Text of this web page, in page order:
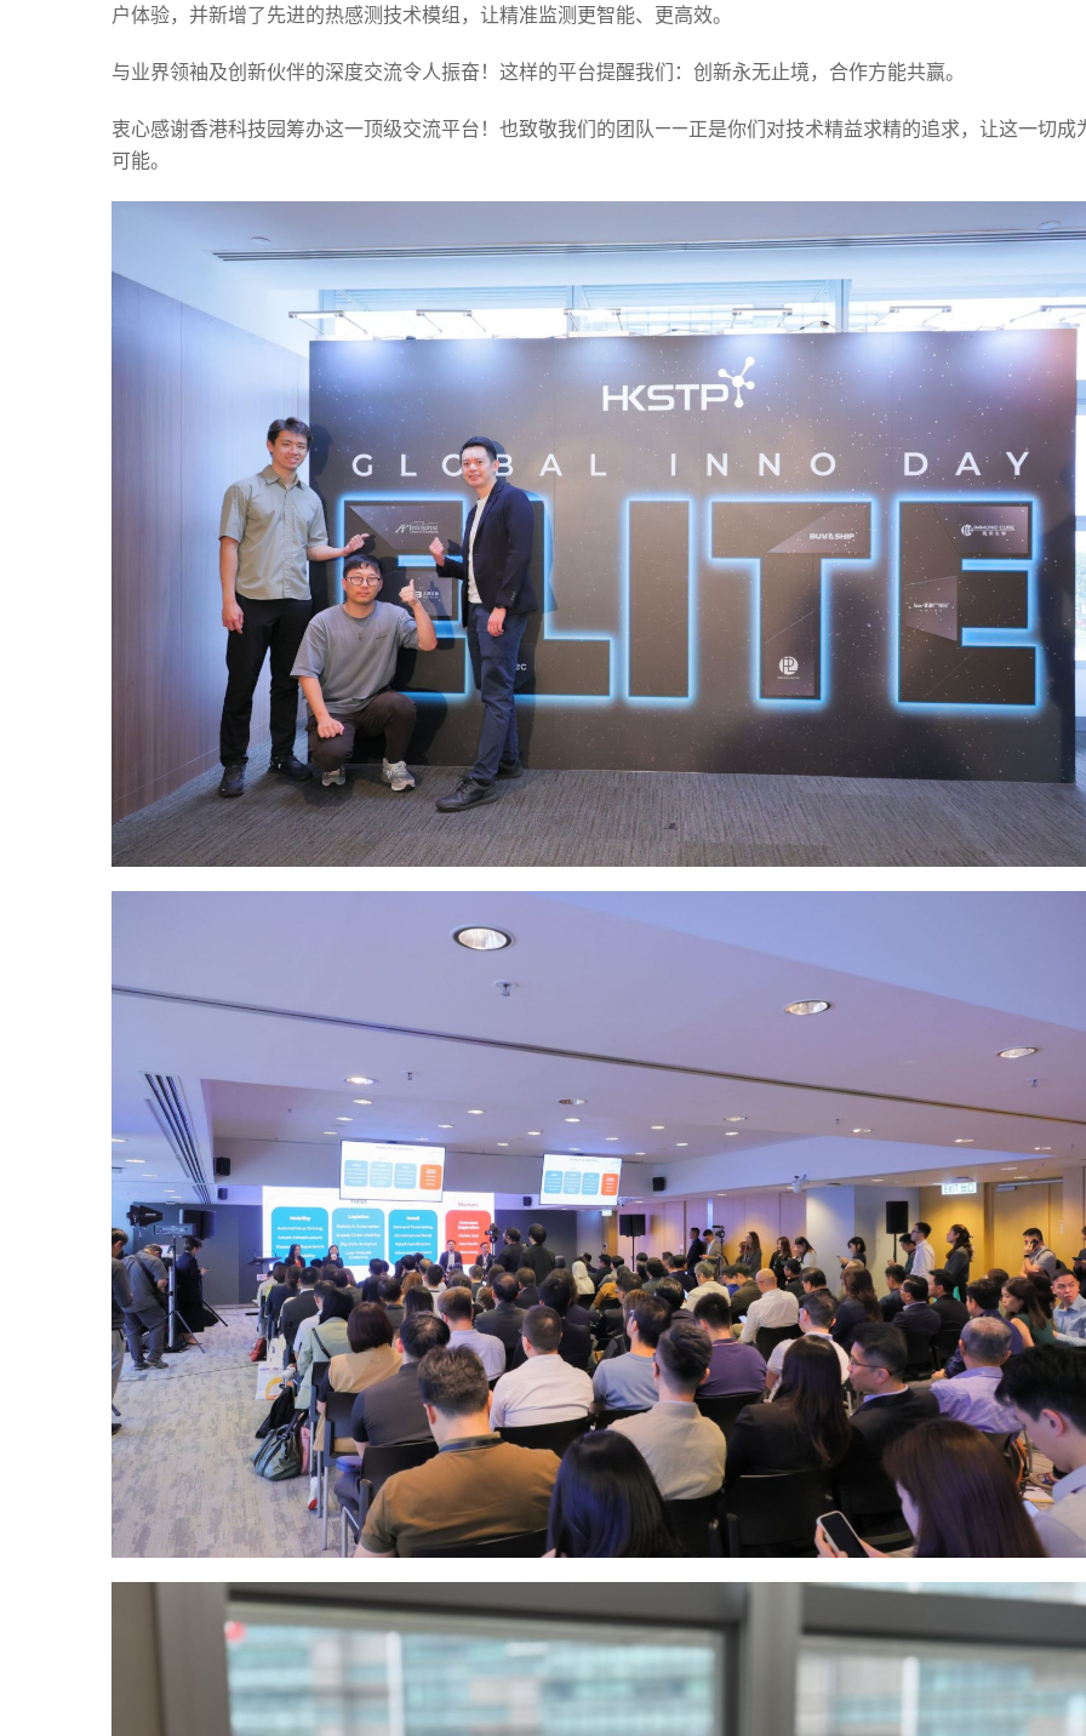
户体验，并新增了先进的热感测技术模组，让精准监测更智能、更高效。
与业界领袖及创新伙伴的深度交流令人振奋！这样的平台提醒我们：创新永无止境，合作方能共赢。
衷心感谢香港科技园筹办这一顶级交流平台！也致敬我们的团队——正是你们对技术精益求精的追求，让这一切成
可能。